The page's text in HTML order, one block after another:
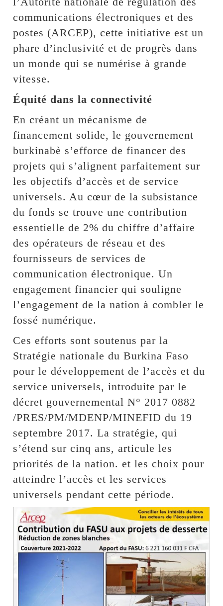
communications électroniques et des
postes (ARCEP), cette initiative est un
phare d’inclusivité et de progrès dans
un monde qui se numérise à grande
vitesse.
Équité dans la connectivité
En créant un mécanisme de
financement solide, le gouvernement
burkinabè s’efforce de financer des
projets qui s’alignent parfaitement sur
les objectifs d’accès et de service
universels. Au cœur de la subsistance
du fonds se trouve une contribution
essentielle de 2% du chiffre d’affaire
des opérateurs de réseau et des
fournisseurs de services de
communication électronique. Un
engagement financier qui souligne
l’engagement de la nation à combler le
fossé numérique.
Ces efforts sont soutenus par la
Stratégie nationale du Burkina Faso
pour le développement de l’accès et du
service universels, introduite par le
décret gouvernemental N° 2017 0882
/PRES/PM/MDENP/MINEFID du 19
septembre 2017. La stratégie, qui
s’étend sur cinq ans, articule les
priorités de la nation. et les choix pour
atteindre l’accès et les services
universels pendant cette période.